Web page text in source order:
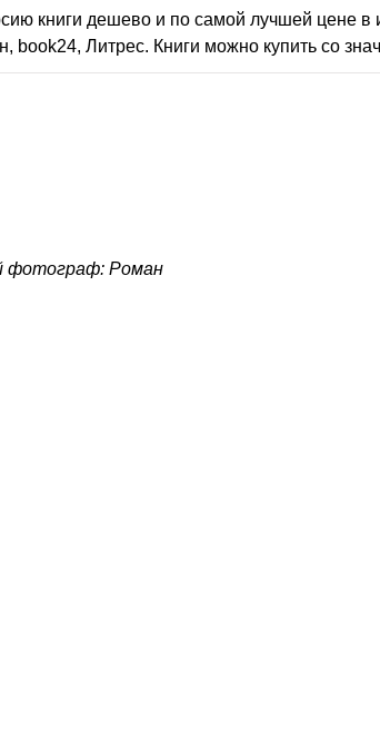
книги дешево и по самой лучшей цене в
Литрес. Книги можно купить со
фотограф: Роман